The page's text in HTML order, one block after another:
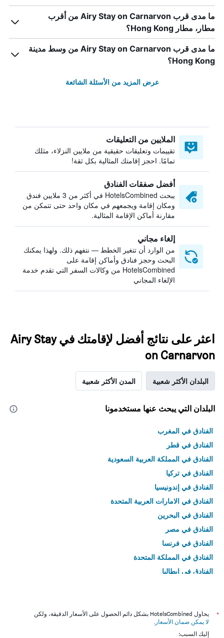
ما مدى قرب Airy Stay on Carnarvon من أقرب
مطار، مطار Hong Kong؟
ما مدى قرب Airy Stay on Carnarvon من وسط مدينة
Hong Kong؟
عرض المزيد من الأسئلة الشائعة
الملايين من التعليقات
تقييمات وتعليقات حقيقية من ملايين النزلاء، مثلك
تمامًا. احجز إقامتك المثالية بكل ثقة!
أفضل صفقات الفنادق
يبحث HotelsCombined في أكثر من 3 ملايين فندق
ومكان إقامة ويجمعهم في مكان واحد حتى تتمكن من
مقارنة أماكن الإقامة المثالية.
إلغاء مجاني
من الوارد أن تتغير الخطط — نتفهم ذلك. ولهذا يمكنك
البحث وحجز فنادق وأماكن إقامة على
HotelsCombined من وكالات السفر التي تقدم خدمة
الإلغاء المجاني
اعثر على نتائج أفضل لإقامتك في Airy Stay
on Carnarvon
البلدان الأكثر شعبية المدن الأكثر شعبية
البلدان التي يبحث عنها مستخدمونا
الفنادق في المغرب
الفنادق في قطر
الفنادق في المملكة العربية السعودية
الفنادق في تركيا
الفنادق في إندونيسيا
الفنادق في الامارات العربية المتحدة
الفنادق في البحرين
الفنادق في مصر
الفنادق في فرنسا
الفنادق في المملكة المتحدة
الفنادق في إيطاليا
*
يحاول HotelsCombined بشكل دائم الحصول على الأسعار الدقيقة، ولكن
لا يمكن ضمان الأسعار .
إليك السبب: